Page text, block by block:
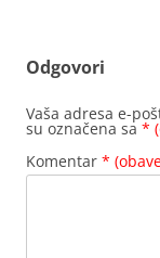
Odgovori
Vaša adresa e-
su označena sa *
Komentar *